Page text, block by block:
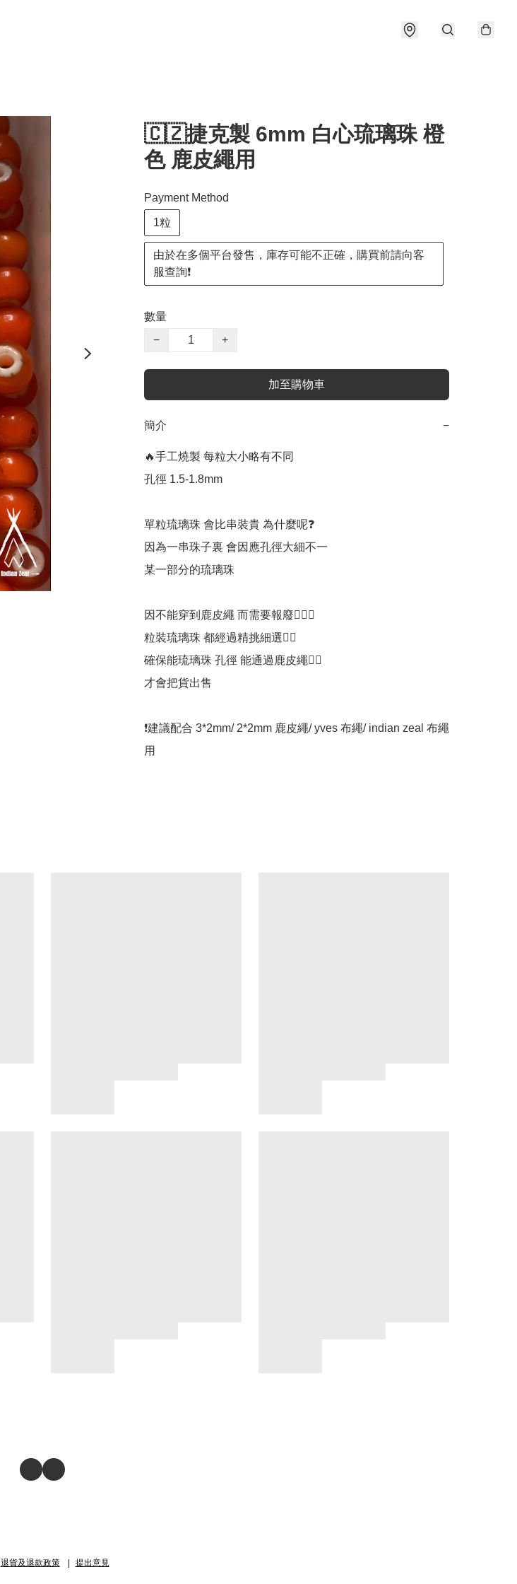
🇨🇿捷克製 6mm 白心琉璃珠 橙
色 鹿皮繩用
Payment Method
1粒
由於在多個平台發售，庫存可能不正確，購買前請向客
服查詢❗️
數量
−
+
加至購物車
簡介 −
🔥手工燒製 每粒大小略有不同
孔徑 1.5-1.8mm
單粒琉璃珠 會比串裝貴 為什麼呢❓
因為一串珠子裏 會因應孔徑大細不一
某一部分的琉璃珠
因不能穿到鹿皮繩 而需要報廢🤦🏻‍♂️
粒裝琉璃珠 都經過精挑細選🕵️‍♂️
確保能琉璃珠 孔徑 能通過鹿皮繩👌🏻
才會把貨出售
❗️建議配合 3*2mm/ 2*2mm 鹿皮繩/ yves 布繩/ indian zeal 布繩
退貨及退款政策 提出意見